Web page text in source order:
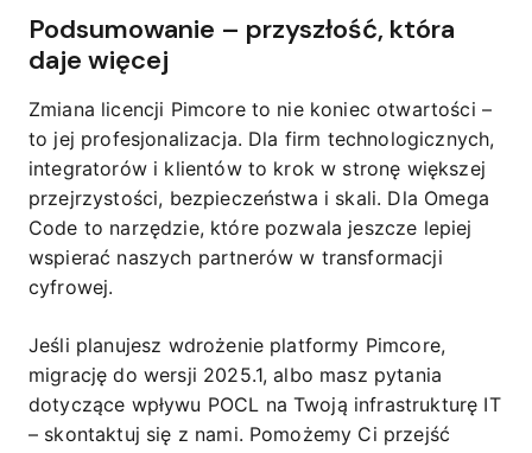
Podsumowanie – przyszłość, która
daje więcej
Zmiana licencji Pimcore to nie koniec otwartości –
to jej profesjonalizacja. Dla firm technologicznych,
integratorów i klientów to krok w stronę większej
przejrzystości, bezpieczeństwa i skali. Dla Omega
Code to narzędzie, które pozwala jeszcze lepiej
wspierać naszych partnerów w transformacji
cyfrowej.
Jeśli planujesz wdrożenie platformy Pimcore,
migrację do wersji 2025.1, albo masz pytania
dotyczące wpływu POCL na Twoją infrastrukturę IT
– skontaktuj się z nami. Pomożemy Ci przejść